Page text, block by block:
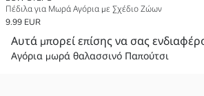
Πέδιλα για Μωρά Αγόρια με Σχέδιο Ζώων
9.99 EUR
Αυτά μπορεί επίσης να σας
Αγόρια μωρά θαλασσινό Παπούτσι